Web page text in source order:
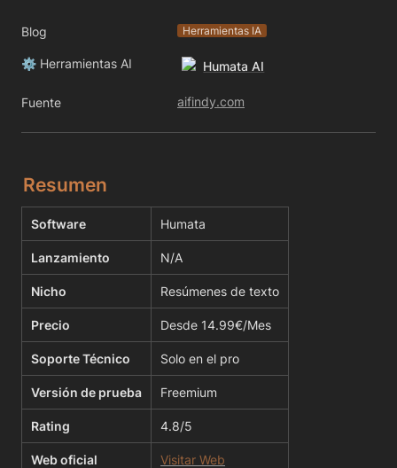
Blog Herramientas IA
⚙️ Herramientas AI Humata AI
Fuente aifindy.com
Resumen
Software Humata
Lanzamiento N/A
Nicho Resúmenes de texto
Precio Desde 14.99€/Mes
Soporte Técnico Solo en el pro
Versión de prueba Freemium
Rating 4.8/5
Web oficial Visitar Web